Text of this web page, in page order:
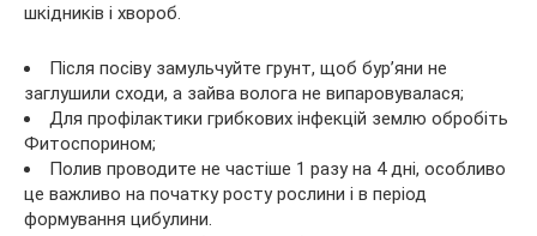
шкідників і хвороб.
Після посіву замульчуйте грунт, щоб бур’яни не
заглушили сходи, а зайва волога не випаровувалася;
Для профілактики грибкових інфекцій землю обробіть
Фитоспорином;
Полив проводите не частіше 1 разу на 4 дні, особливо
це важливо на початку росту рослини і в період
формування цибулини.